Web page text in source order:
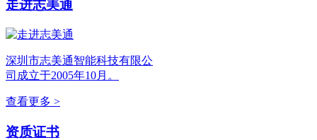
走进志美通
深圳市志美通智能科技有限公
司成立于2005年10月。
查看更多 >
资质证书